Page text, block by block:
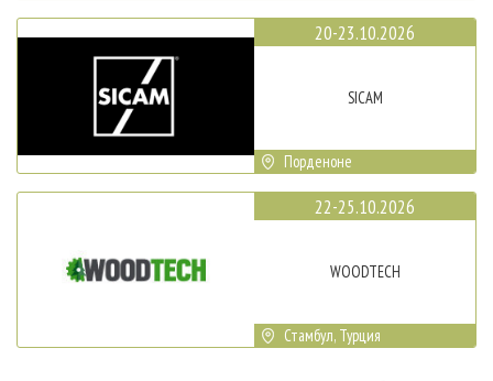
20-23.10.2026
SICAM
Порденоне
22-25.10.2026
WOODTECH
Стамбул, Турция